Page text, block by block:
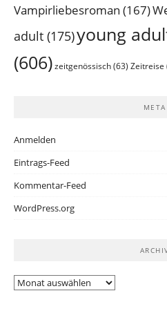
Vampirliebesroman (167)
adult (175)young
(606) zeitgenössisch (63) Zeitreise
META
Anmelden
Eintrags-Feed
Kommentar-Feed
WordPress.org
Archiv